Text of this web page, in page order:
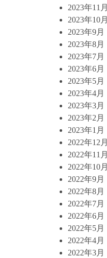
2023年11月
2023年10月
2023年9月
2023年8月
2023年7月
2023年6月
2023年5月
2023年4月
2023年3月
2023年2月
2023年1月
2022年12月
2022年11月
2022年10月
2022年9月
2022年8月
2022年7月
2022年6月
2022年5月
2022年4月
2022年3月